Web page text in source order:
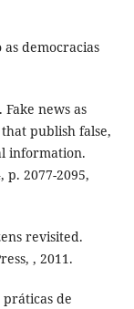
as democracias
Fake news as
publish false,
information.
p. 2077-2095,
revisited.
, 2011.
práticas de